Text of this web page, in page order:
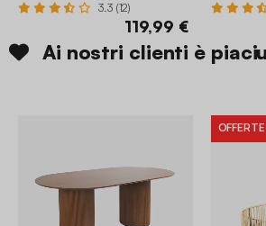
3.3 (12)
119,99 €
Ai nostri clienti è
OFFERTE